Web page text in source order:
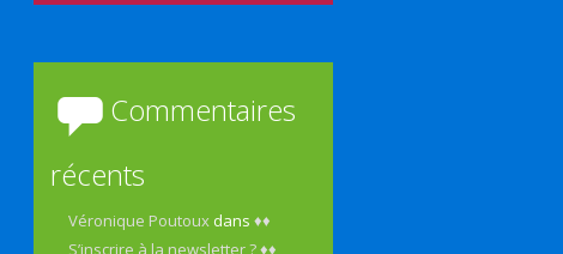
Commentaires
récents
Véronique Poutoux dans♦♦
S’inscrire à la newsletter ? ♦♦